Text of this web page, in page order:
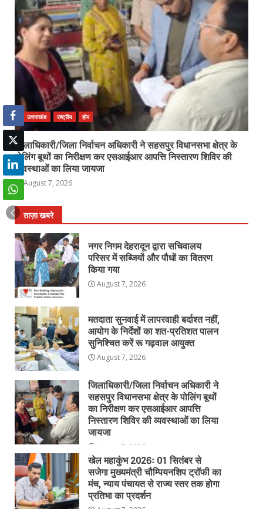
उत्तराखंड राष्ट्रीय होम
जिलाधिकारी/जिला निर्वाचन अधिकारी ने सहसपुर विधानसभा क्षेत्र के
पोलिंग बूथों का निरीक्षण कर एसआईआर आपत्ति निस्तारण शिविर की
व्यवस्थाओं का लिया जायजा
August 7, 2026
ताज़ा खबरे
नगर निगम देहरादून द्वारा सचिवालय
परिसर में सब्जियों और पौधों का वितरण
किया गया
August 7, 2026
मतदाता सुनवाई में लापरवाही बर्दाश्त नहीं,
आयोग के निर्देशों का शत-प्रतिशत पालन
सुनिश्चित करें रू गढ़वाल आयुक्त
August 7, 2026
जिलाधिकारी/जिला निर्वाचन अधिकारी ने
सहसपुर विधानसभा क्षेत्र के पोलिंग बूथों
का निरीक्षण कर एसआईआर आपत्ति
निस्तारण शिविर की व्यवस्थाओं का लिया
जायजा
August 7, 2026
खेल महाकुंभ 2026ः 01 सितंबर से
सजेगा मुख्यमंत्री चौम्पियनशिप ट्रॉफी का
मंच, न्याय पंचायत से राज्य स्तर तक होगा
प्रतिभा का प्रदर्शन